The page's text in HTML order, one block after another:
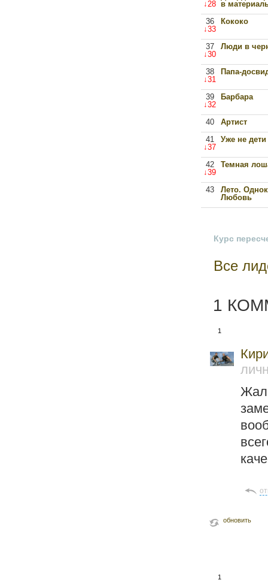
↓28 в
36
↓33
Кококо
37
↓30
Люди в
38
↓31
Папа-
39
↓32
Барбара
40
Артист
41
↓37
Уже не дети
42
↓39
Темная
43
Лето.
Любовь
Курс
Все
1
1
обновить
1